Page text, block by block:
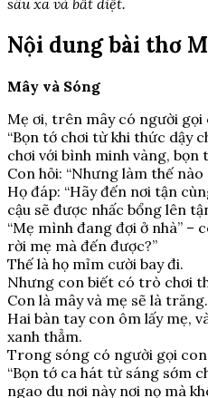
Nội dung bài thơ
Mây và Sóng
Mẹ ơi, trên mây có người gọi
“Bọn tớ chơi từ khi thức dậy
chơi với bình minh vàng, bọn
Con hỏi: “Nhưng làm thế nào
Họ đáp: “Hãy đến nơi tận
cậu sẽ được nhấc bổng lên
“Mẹ mình đang đợi ở nhà” –
rời mẹ mà đến được?”
Thế là họ mỉm cười bay đi.
Nhưng con biết có trò chơi
Con là mây và mẹ sẽ là trăng.
Hai bàn tay con ôm lấy mẹ,
xanh thẳm.
Trong sóng có người gọi
“Bọn tớ ca hát từ sáng sớm
ngao du nơi này nơi nọ mà